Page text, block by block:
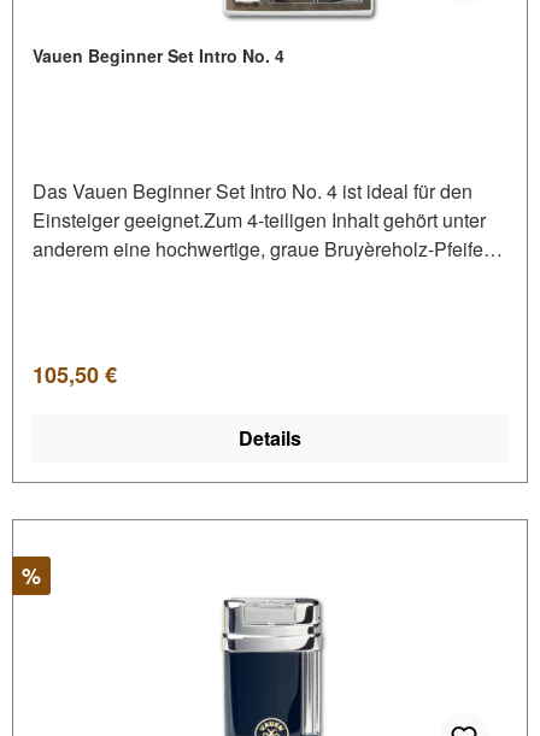
Vauen Beginner Set Intro No. 4
Das Vauen Beginner Set Intro No. 4 ist ideal für den
Einsteiger geeignet.Zum 4-teiligen Inhalt gehört unter
anderem eine hochwertige, graue Bruyèreholz-Pfeife
für passionierte Pfeifenraucher und diejenigen, die es
werden wollen. Inhalt: 1 Pfeife 1 Pfeifenbesteck 10
Regulärer Preis:
105,50 €
Details
Rabatt
%